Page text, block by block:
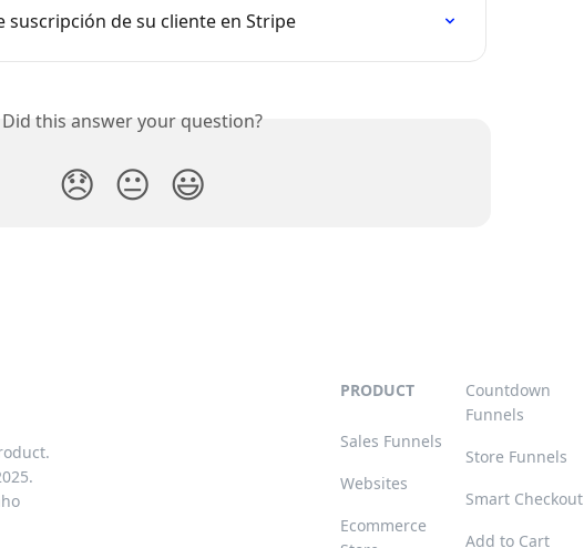
suscripción de su cliente en Stripe
Did this answer your question?
😞 😐 😃
PRODUCT
Sales Funnels
Websites
Ecommerce
Countdown
Funnels
Store Funnels
Smart Checkout
Add to Cart